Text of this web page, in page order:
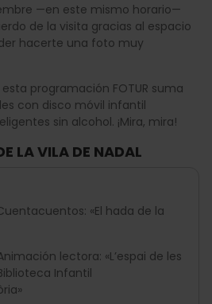
—en este mismo horario—
de la visita gracias al espacio
hacerte una foto muy
programación FOTUR suma
con disco móvil infantil
sin alcohol. ¡Mira, mira!
LA VILA DE NADAL
«El hada de la
lectora: «L’espai de les
Infantil